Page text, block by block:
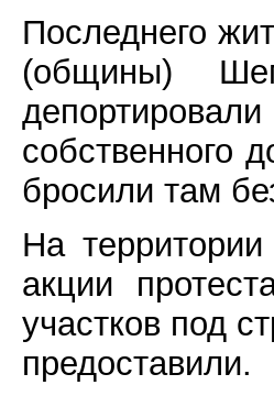
Последнего
(общины)
собственного
бросили там
На
акции
участков под
предоставили.